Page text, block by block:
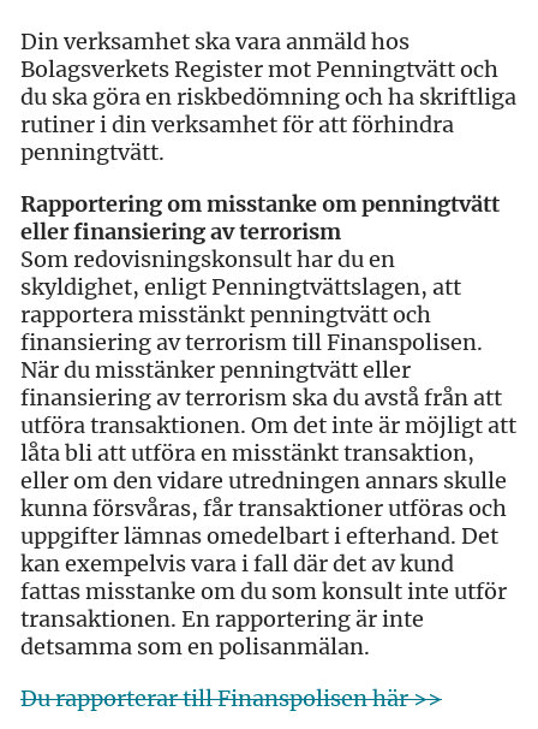
Din verksamhet ska vara anmäld hos
Bolagsverkets Register mot Penningtvätt och
du ska göra en riskbedömning och ha skriftliga
rutiner i din verksamhet för att förhindra
penningtvätt.
Rapportering om misstanke om penningtvätt
eller finansiering av terrorism
Som redovisningskonsult har du en
skyldighet, enligt Penningtvättslagen, att
rapportera misstänkt penningtvätt och
finansiering av terrorism till Finanspolisen.
När du misstänker penningtvätt eller
finansiering av terrorism ska du avstå från att
utföra transaktionen. Om det inte är möjligt att
låta bli att utföra en misstänkt transaktion,
eller om den vidare utredningen annars skulle
kunna försvåras, får transaktioner utföras och
uppgifter lämnas omedelbart i efterhand. Det
kan exempelvis vara i fall där det av kund
fattas misstanke om du som konsult inte utför
transaktionen. En rapportering är inte
detsamma som en polisanmälan.
Du rapporterar till Finanspolisen här >>